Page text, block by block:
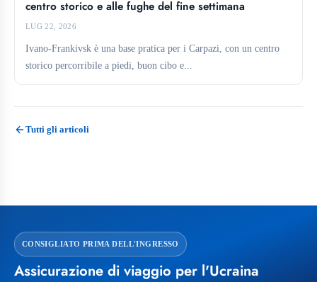
centro storico e alle fughe del fine settimana
LUG 22, 2026
Ivano-Frankivsk è una base pratica per i Carpazi, con un centro
storico percorribile a piedi, buon cibo e...
Tutti gli articoli
CONSIGLIATO PRIMA DELL'INGRESSO
Assicurazione di viaggio per l'Ucraina